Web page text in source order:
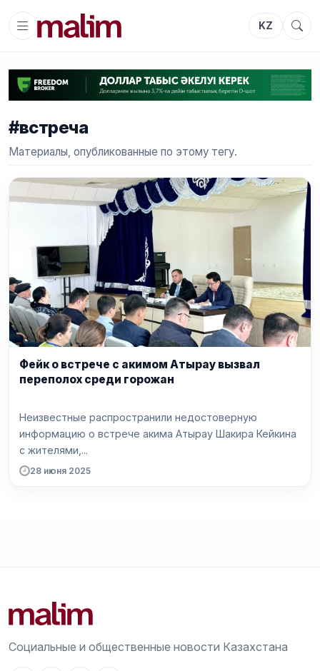
KZ
#встреча
Материалы, опубликованные по этому тегу.
Фейк о встрече с акимом Атырау вызвал
переполох среди горожан
Неизвестные распространили недостоверную
информацию о встрече акима Атырау Шакира Кейкина
с жителями,...
28 июня 2025
Социальные и общественные новости Казахстана